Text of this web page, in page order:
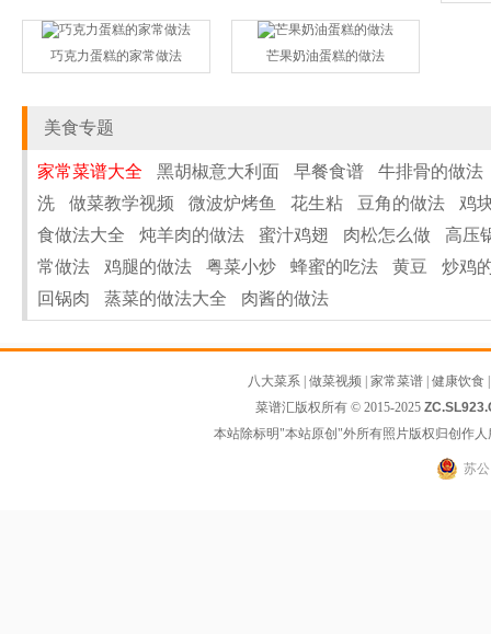
巧克力蛋糕的家常做法 芒果奶油蛋糕的做法
美食专题
家常菜谱大全 黑胡椒意大利面 早餐食谱
牛排骨的做法
洗
做菜教学视频 微波炉烤鱼 花生粘 豆角的做法
鸡
食做法大全
炖羊肉的做法 蜜汁鸡翅 肉松怎么做
高压
常做法
鸡腿的做法 粤菜小炒 蜂蜜的吃法 黄豆
炒鸡
回锅肉
蒸菜的做法大全 肉酱的做法
八大菜系 做菜视频 家常菜谱 健康饮食
菜谱汇版权所有 © 2015-2025
本站除标明"本站原创"外所有照片版权归创作
苏公